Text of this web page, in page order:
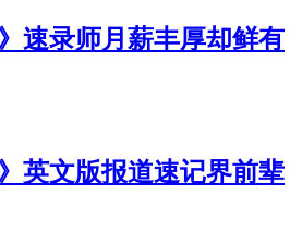
速录师月薪丰厚却鲜有
英文版报道速记界前辈